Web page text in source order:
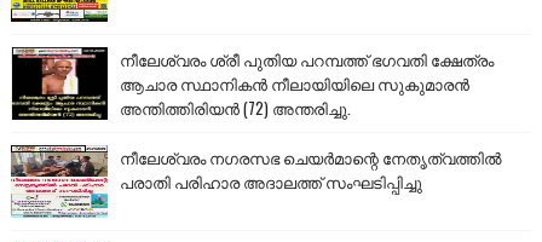
നീലേശ്വരം ശ്രീ പുതിയ പറമ്പത്ത് ഭഗവതി ക്ഷേത്രം
ആചാര സ്ഥാനികൻ നീലായിയിലെ സുകുമാരൻ
അന്തിത്തിരിയൻ (72) അന്തരിച്ചു.
നീലേശ്വരം നഗരസഭ ചെയർമാന്റെ നേതൃത്വത്തിൽ
പരാതി പരിഹാര അദാലത്ത് സംഘടിപ്പിച്ചു